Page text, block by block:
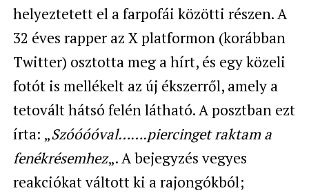
helyeztetett el a farpofái közötti részen. A
32 éves rapper az X platformon (korábban
Twitter) osztotta meg a hírt, és egy közeli
fotót is mellékelt az új ékszerről, amely a
tetovált hátsó felén látható. A posztban ezt
írta: „Szóóóóval…….piercinget raktam a
fenékrésemhez„. A bejegyzés vegyes
reakciókat váltott ki a rajongókból;